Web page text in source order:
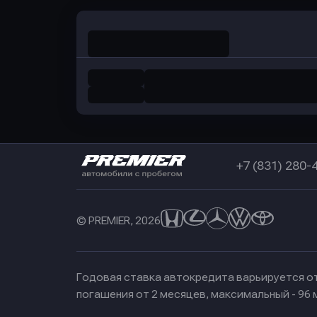
+7 (831) 280-
© PREMIER, 2026
Годовая ставка автокредита варьируется
погашения от 2 месяцев, максимальный - 96